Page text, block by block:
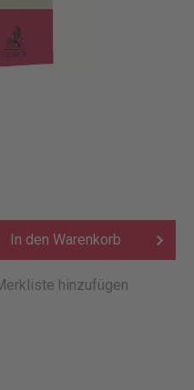
In den Warenkorb
hinzufügen